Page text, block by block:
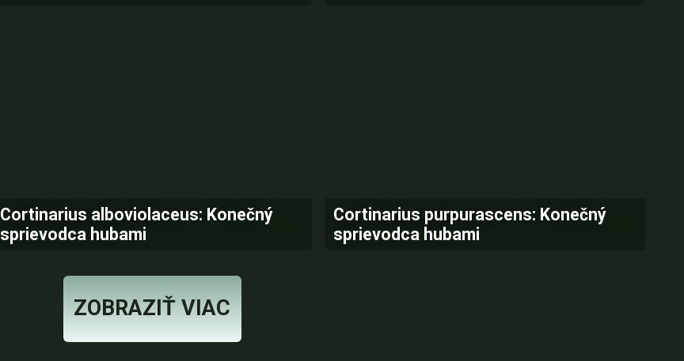
Cortinarius alboviolaceus: Konečný
sprievodca hubami
Cortinarius purpurascens: Konečný
sprievodca hubami
ZOBRAZIŤ VIAC